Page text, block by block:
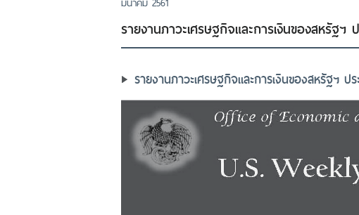
รายงานภาวะเศรษฐกิจและการเงินของสหรั
รายงานภาวะเศรษฐกิจและการเงินของสหรัฐฯ